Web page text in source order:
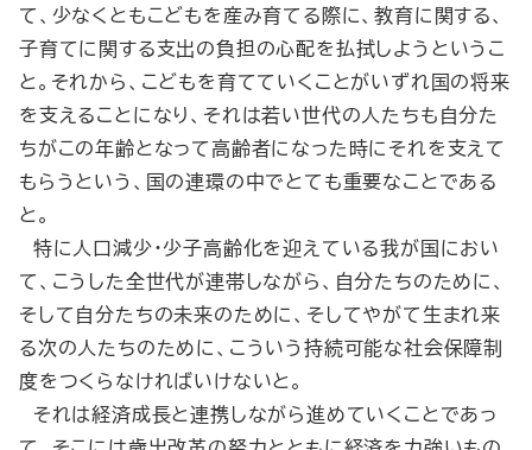
て、少なくともこどもを産み育てる際に、教育に関する、
子育てに関する支出の負担の心配を払拭しようというこ
と。それから、こどもを育てていくことがいずれ国の将来
を支えることになり、それは若い世代の人たちも自分た
ちがこの年齢となって高齢者になった時にそれを支えて
もらうという、国の連環の中でとても重要なことである
と。
特に人口減少・少子高齢化を迎えている我が国におい
て、こうした全世代が連帯しながら、自分たちのために、
そして自分たちの未来のために、そしてやがて生まれ来
る次の人たちのために、こういう持続可能な社会保障制
度をつくらなければいけないと。
それは経済成長と連携しながら進めていくことであっ